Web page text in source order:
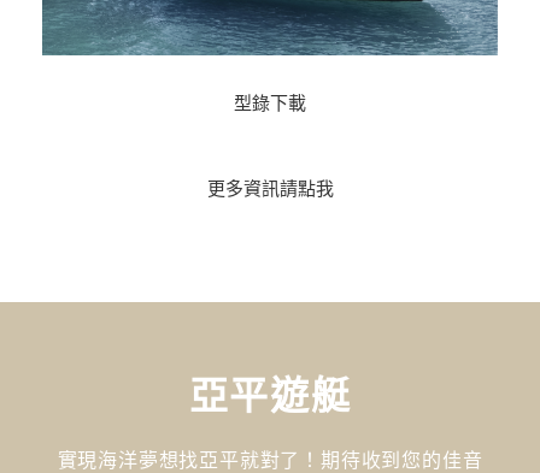
型錄下載
更多資訊請點我
亞平遊艇
實現海洋夢想找亞平就對了！期待收到您的佳音